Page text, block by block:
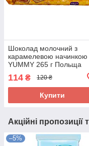
Шоколад молочний з
карамелевою начинкою
YUMMY 265 г Польща
114 ₴ 120 ₴
Купити
Акційні пропозиції
–5%